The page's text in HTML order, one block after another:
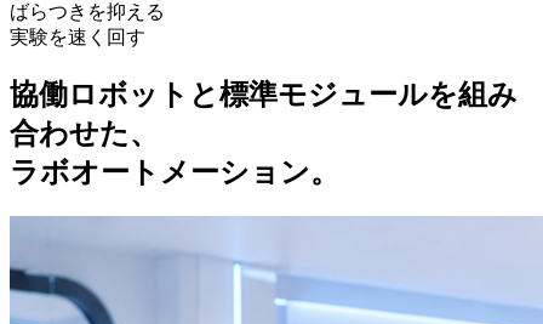
ばらつきを抑える
実験を速く回す
協働ロボットと標準モジュールを組み
合わせた、
ラボオートメーション。